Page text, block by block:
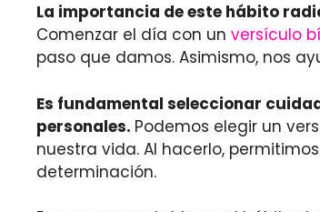
La importancia de este hábito
Comenzar el día con un versículo
paso que damos. Asimismo, nos
Es fundamental seleccionar
personales. Podemos elegir un
nuestra vida. Al hacerlo,
determinación.